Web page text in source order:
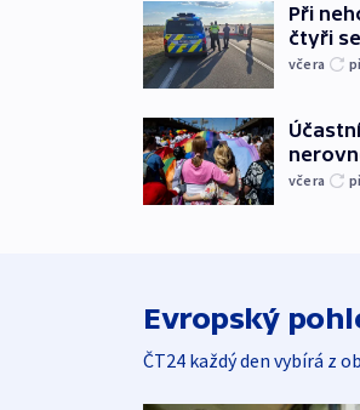
Při
čtyři
včera
včera
Evropský
ČT24 každý den vybírá z